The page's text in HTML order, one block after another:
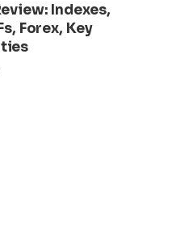
Indexes,
Forex, Key